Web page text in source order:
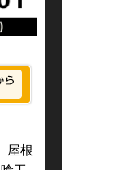
屋根